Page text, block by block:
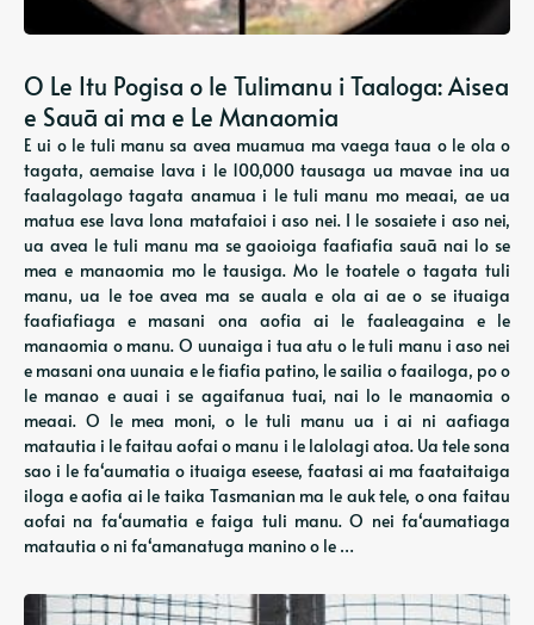
O Le Itu Pogisa o le Tulimanu i Taaloga: Aisea
e Sauā ai ma e Le Manaomia
E ui o le tuli manu sa avea muamua ma vaega taua o le ola o
tagata, aemaise lava i le 100,000 tausaga ua mavae ina ua
faalagolago tagata anamua i le tuli manu mo meaai, ae ua
matua ese lava lona matafaioi i aso nei. I le sosaiete i aso nei,
ua avea le tuli manu ma se gaoioiga faafiafia sauā nai lo se
mea e manaomia mo le tausiga. Mo le toatele o tagata tuli
manu, ua le toe avea ma se auala e ola ai ae o se ituaiga
faafiafiaga e masani ona aofia ai le faaleagaina e le
manaomia o manu. O uunaiga i tua atu o le tuli manu i aso nei
e masani ona uunaia e le fiafia patino, le sailia o faailoga, po o
le manao e auai i se agaifanua tuai, nai lo le manaomia o
meaai. O le mea moni, o le tuli manu ua i ai ni aafiaga
matautia i le faitau aofai o manu i le lalolagi atoa. Ua tele sona
sao i le faʻaumatia o ituaiga eseese, faatasi ai ma faataitaiga
iloga e aofia ai le taika Tasmanian ma le auk tele, o ona faitau
aofai na faʻaumatia e faiga tuli manu. O nei faʻaumatiaga
matautia o ni faʻamanatuga manino o le …